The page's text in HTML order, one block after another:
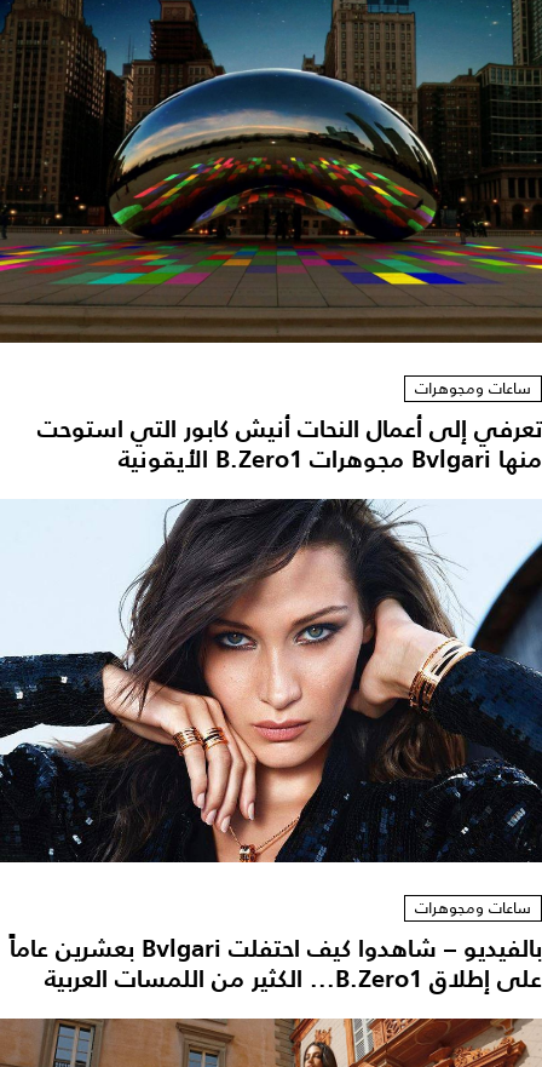
ساعات ومجوهرات
تعرفي إلى أعمال النحات أنيش كابور التي استوحت
منها Bvlgari مجوهرات B.Zero1 الأيقونية
ساعات ومجوهرات
بالفيديو – شاهدوا كيف احتفلت Bvlgari بعشرين عاماً
على إطلاق B.Zero1... الكثير من اللمسات العربية